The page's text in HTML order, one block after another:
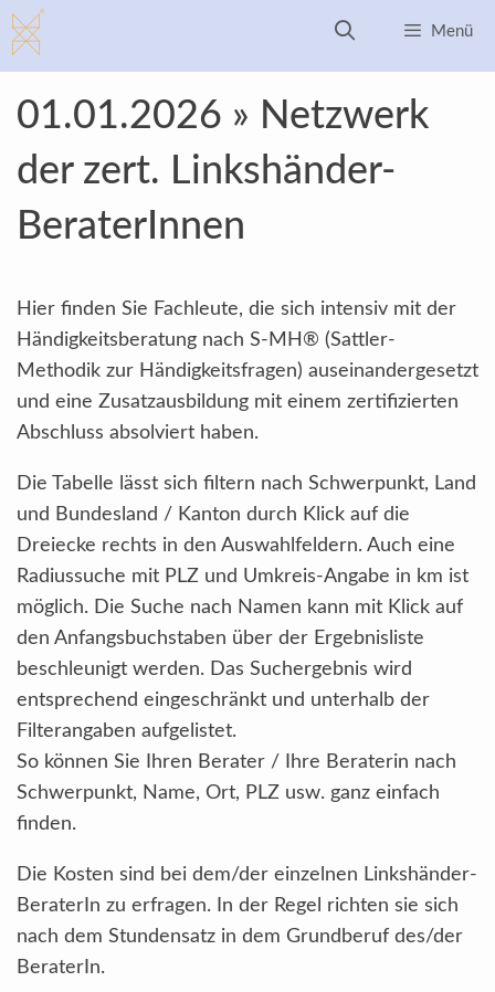
Zum
Inhalt
springen
Menü
01.01.2026 » Netzwerk
der zert. Linkshänder-
BeraterInnen
Hier finden Sie Fachleute, die sich intensiv mit der
Händigkeitsberatung nach S-MH® (Sattler-
Methodik zur Händigkeitsfragen) auseinandergesetzt
und eine Zusatzausbildung mit einem zertifizierten
Abschluss absolviert haben.
Die Tabelle lässt sich filtern nach Schwerpunkt, Land
und Bundesland / Kanton durch Klick auf die
Dreiecke rechts in den Auswahlfeldern. Auch eine
Radiussuche mit PLZ und Umkreis-Angabe in km ist
möglich. Die Suche nach Namen kann mit Klick auf
den Anfangsbuchstaben über der Ergebnisliste
beschleunigt werden. Das Suchergebnis wird
entsprechend eingeschränkt und unterhalb der
Filterangaben aufgelistet.
So können Sie Ihren Berater / Ihre Beraterin nach
Schwerpunkt, Name, Ort, PLZ usw. ganz einfach
finden.
Die Kosten sind bei dem/der einzelnen Linkshänder-
BeraterIn zu erfragen. In der Regel richten sie sich
nach dem Stundensatz in dem Grundberuf des/der
BeraterIn.